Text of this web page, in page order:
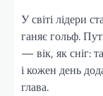
У світі лідери
ганяє гольф.
— вік, як сніг:
і кожен день
глава.